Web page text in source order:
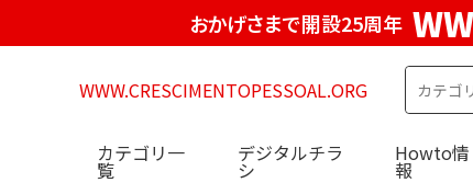
おかげさまで開設25周年
WWW.CRESCIMENTOPESSOAL.ORG
カテゴリ一
覧
デジタルチラ
シ
Howto情
報